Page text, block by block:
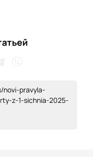
novi-pravyla-
z-1-sichnia-2025-